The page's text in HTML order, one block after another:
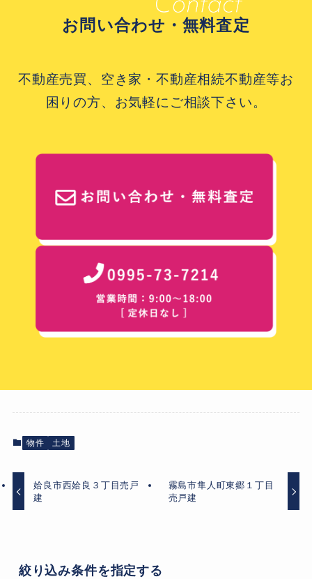
お問い合わせ・無料査定
不動産売買、空き家・不動産相続不動産等お
困りの方、お気軽にご相談下さい。
物件 土地
姶良市西姶良３丁目売戸
建
霧島市隼人町東郷１丁目
売戸建
絞り込み条件を指定する